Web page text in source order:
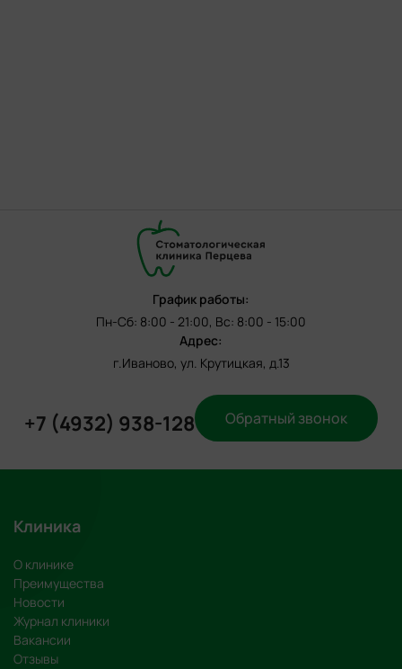
График работы:
Пн-Сб: 8:00 - 21:00, Вс: 8:00 - 15:00
Адрес:
г.Иваново, ул. Крутицкая, д.13
+7 (4932) 938-128 Обратный звонок
Клиника
О клинике
Преимущества
Новости
Журнал клиники
Вакансии
Отзывы